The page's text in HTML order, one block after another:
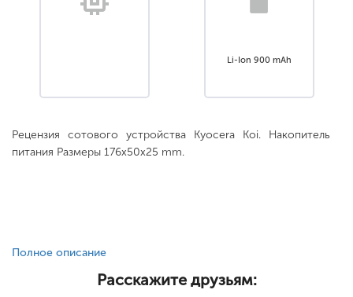
Li-Ion 900 mАh
Рецензия сотового устройства Kyocera Koi. Накопитель
питания Размеры 176x50x25 mm.
Полное описание
Расскажите друзьям: